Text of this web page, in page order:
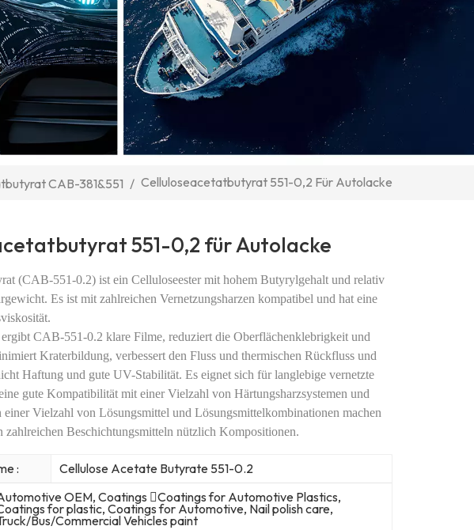
CAB-381&551 / Celluloseacetatbutyrat 551-0,2 Für Autolacke
551-0,2 für Autolacke
(CAB-551-0.2) ist ein Celluloseester mit hohem Butyrylgehalt und relativ
Es ist mit zahlreichen Vernetzungsharzen kompatibel und hat eine
CAB-551-0.2 klare Filme, reduziert die Oberflächenklebrigkeit und
Kraterbildung, verbessert den Fluss und thermischen Rückfluss und
Haftung und gute UV-Stabilität. Es eignet sich für langlebige vernetzte
gute Kompatibilität mit einer Vielzahl von Härtungsharzsystemen und
einer Vielzahl von Lösungsmittel und Lösungsmittelkombinationen machen
zahlreichen Beschichtungsmitteln nützlich Kompositionen.
: Cellulose Acetate Butyrate 551-0.2
OEM, Coatings Coatings for Automotive Plastics,
for plastic, Coatings for Automotive, Nail polish care,
Bus/Commercial Vehicles paint